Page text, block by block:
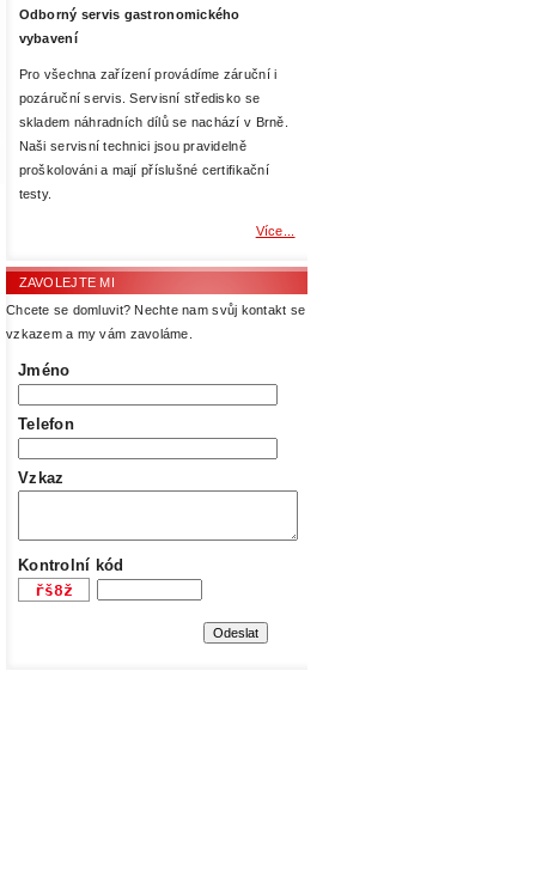
Odborný servis gastronomického
vybavení
Pro všechna zařízení provádíme záruční i
pozáruční servis. Servisní středisko se
skladem náhradních dílů se nachází v Brně.
Naši servisní technici jsou pravidelně
proškolováni a mají příslušné certifikační
testy.
Více...
ZAVOLEJTE MI
Chcete se domluvit? Nechte nam svůj kontakt se
vzkazem a my vám zavoláme.
Jméno
Telefon
Vzkaz
Kontrolní kód